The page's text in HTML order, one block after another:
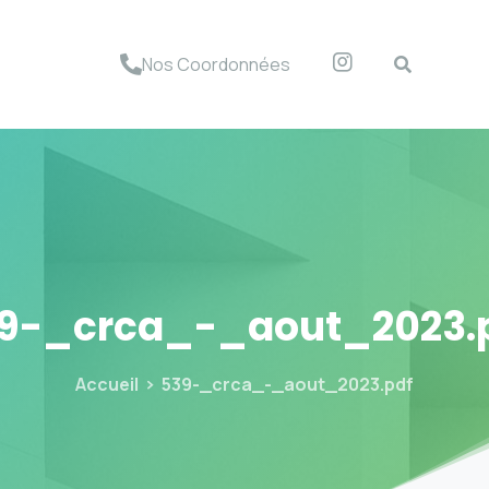
Nos Coordonnées
_crca_-
Accueil 539-_crca_-_aout_2023.pdf